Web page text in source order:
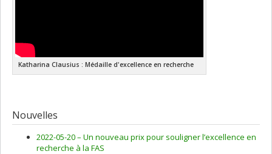
Katharina Clausius : Médaille d'excellence en recherche
Nouvelles
2022-05-20 – Un nouveau prix pour souligner l’excellence en
recherche à la FAS